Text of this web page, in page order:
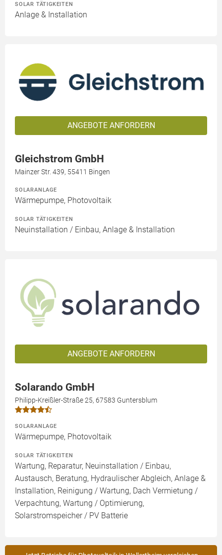
SOLAR TÄTIGKEITEN
Anlage & Installation
ANGEBOTE ANFORDERN
Gleichstrom GmbH
Mainzer Str. 439, 55411 Bingen
SOLARANLAGE
Wärmepumpe, Photovoltaik
SOLAR TÄTIGKEITEN
Neuinstallation / Einbau, Anlage & Installation
ANGEBOTE ANFORDERN
Solarando GmbH
Philipp-Kreißler-Straße 25, 67583 Guntersblum
SOLARANLAGE
Wärmepumpe, Photovoltaik
SOLAR TÄTIGKEITEN
Wartung, Reparatur, Neuinstallation / Einbau,
Austausch, Beratung, Hydraulischer Abgleich, Anlage &
Installation, Reinigung / Wartung, Dach Vermietung /
Verpachtung, Wartung / Optimierung,
Solarstromspeicher / PV Batterie